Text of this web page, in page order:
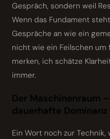
Gespräch, sondern weil
Wenn das Fundament
Gespräche an wie ein
nicht wie ein Feilschen um
merken, ich schätze
immer.
Der Maschinenraum
dauerhafte Dominanz
Ein Wort noch zur Technik, weil viele Angst vor dem